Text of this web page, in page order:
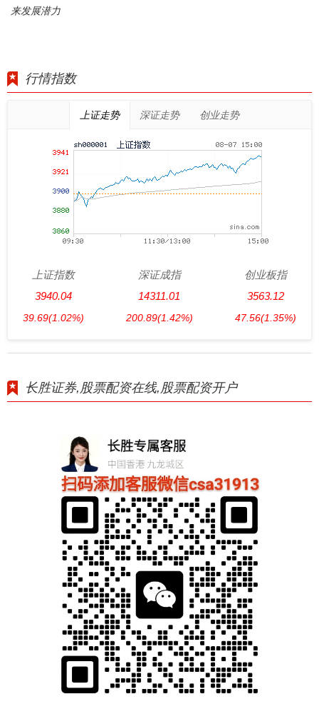
来发展潜力
行情指数
上证走势 深证走势 创业走势
上证指数
3940.04
39.69(1.02%)
深证成指
14311.01
200.89(1.42%)
创业板指
3563.12
47.56(1.35%)
长胜证券,股票配资在线,股票配资开户